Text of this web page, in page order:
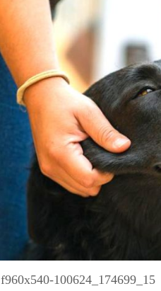
f960x540-100624_174699_15